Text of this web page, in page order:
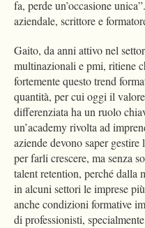
fa, perde un’occasione
aziendale, scrittore e
Gaito, da anni attivo nel
multinazionali e pmi, ritiene
fortemente questo trend
quantità, per cui oggi il
differenziata ha un ruolo
un’academy rivolta ad
aziende devono saper
per farli crescere, ma senza
talent retention, perché dalla
in alcuni settori le imprese
anche condizioni formative
di professionisti,